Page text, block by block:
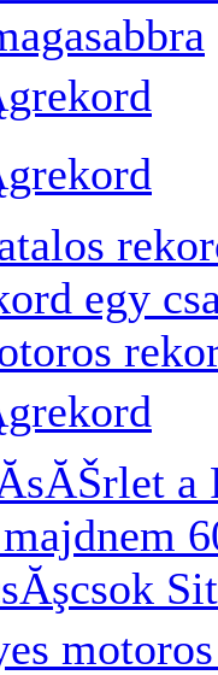
egy